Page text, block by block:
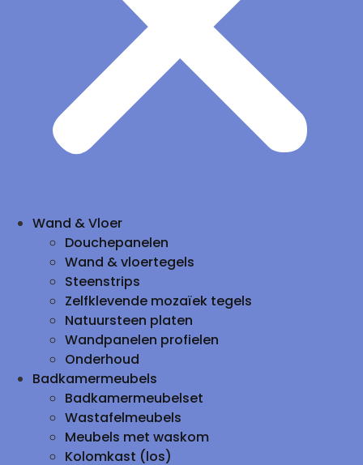
Wand & Vloer
Douchepanelen
Wand & vloertegels
Steenstrips
Zelfklevende mozaïek tegels
Natuursteen platen
Wandpanelen profielen
Onderhoud
Badkamermeubels
Badkamermeubelset
Wastafelmeubels
Meubels met waskom
Kolomkast (los)